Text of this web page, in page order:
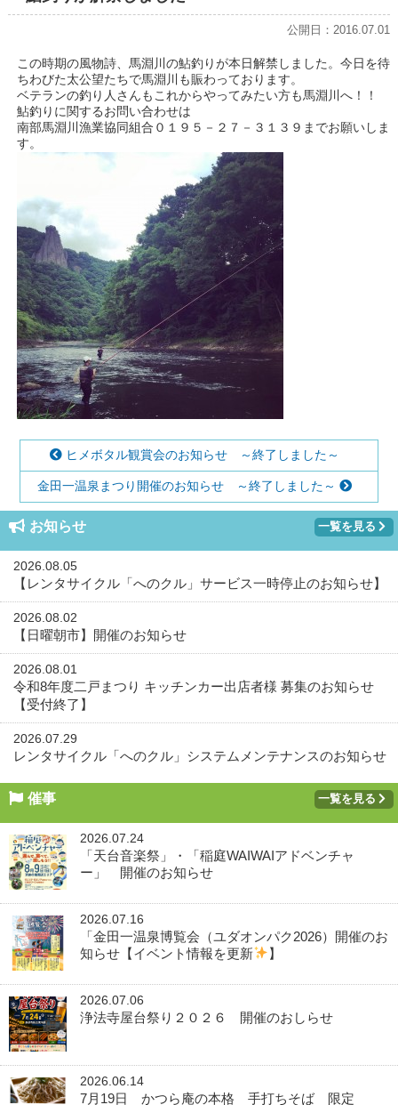
公開日：2016.07.01
この時期の風物詩、馬淵川の鮎釣りが本日解禁しました。今日を待
ちわびた太公望たちで馬淵川も賑わっております。
ベテランの釣り人さんもこれからやってみたい方も馬淵川へ！！
鮎釣りに関するお問い合わせは
南部馬淵川漁業協同組合０１９５－２７－３１３９までお願いしま
す。
ヒメボタル観賞会のお知らせ ～終了しました～
金田一温泉まつり開催のお知らせ ～終了しました～
お知らせ 一覧を見る
2026.08.05
【レンタサイクル「へのクル」サービス一時停止のお知らせ】
2026.08.02
【日曜朝市】開催のお知らせ
2026.08.01
令和8年度二戸まつり キッチンカー出店者様 募集のお知らせ
【受付終了】
2026.07.29
レンタサイクル「へのクル」システムメンテナンスのお知らせ
催事 一覧を見る
2026.07.24
「天台音楽祭」・「稲庭WAIWAIアドベンチャ
ー」 開催のお知らせ
2026.07.16
「金田一温泉博覧会（ユダオンパク2026）開催のお
知らせ【イベント情報を更新
】
2026.07.06
浄法寺屋台祭り２０２６ 開催のおしらせ
2026.06.14
7月19日 かつら庵の本格 手打ちそば 限定